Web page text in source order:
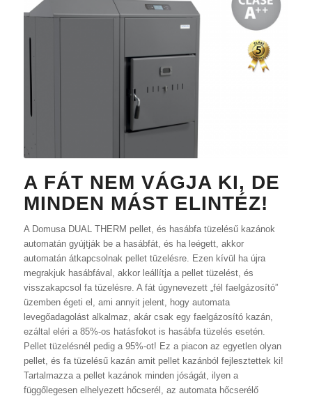
A FÁT NEM VÁGJA KI, DE
MINDEN MÁST ELINTÉZ!
A Domusa DUAL THERM pellet, és hasábfa tüzelésű kazánok
automatán gyújtják be a hasábfát, és ha leégett, akkor
automatán átkapcsolnak pellet tüzelésre. Ezen kívül ha újra
megrakjuk hasábfával, akkor leállítja a pellet tüzelést, és
visszakapcsol fa tüzelésre. A fát úgynevezett „fél faelgázosító”
üzemben égeti el, ami annyit jelent, hogy automata
levegőadagolást alkalmaz, akár csak egy faelgázosító kazán,
ezáltal eléri a 85%-os hatásfokot is hasábfa tüzelés esetén.
Pellet tüzelésnél pedig a 95%-ot! Ez a piacon az egyetlen olyan
pellet, és fa tüzelésű kazán amit pellet kazánból fejlesztettek ki!
Tartalmazza a pellet kazánok minden jóságát, ilyen a
függőlegesen elhelyezett hőcserél, az automata hőcserélő